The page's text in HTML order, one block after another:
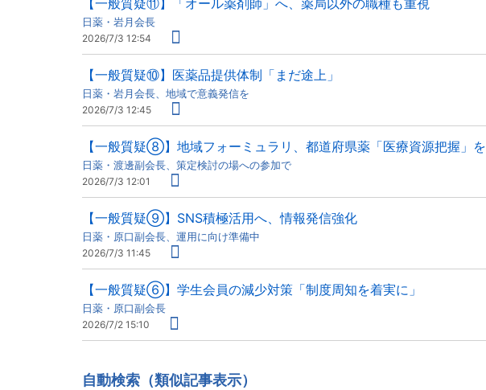
【一般質疑⑪】「オール薬剤師」へ、薬局以外の職種も重視
日薬・岩月会長
2026/7/3 12:54
【一般質疑⑩】医薬品提供体制「まだ途上」
日薬・岩月会長、地域で意義発信を
2026/7/3 12:45
【一般質疑⑧】地域フォーミュラリ、都道府県薬「医療資源把握」を
日薬・渡邊副会長、策定検討の場への参加で
2026/7/3 12:01
【一般質疑⑨】SNS積極活用へ、情報発信強化
日薬・原口副会長、運用に向け準備中
2026/7/3 11:45
【一般質疑⑥】学生会員の減少対策「制度周知を着実に」
日薬・原口副会長
2026/7/2 15:10
自動検索（類似記事表示）